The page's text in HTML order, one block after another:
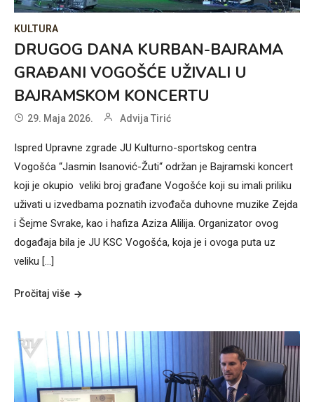
KULTURA
DRUGOG DANA KURBAN-BAJRAMA
GRAĐANI VOGOŠĆE UŽIVALI U
BAJRAMSKOM KONCERTU
29. Maja 2026. Advija Tirić
Ispred Upravne zgrade JU Kulturno-sportskog centra
Vogošća “Jasmin Isanović-Žuti“ održan je Bajramski koncert
koji je okupio veliki broj građane Vogošće koji su imali priliku
uživati u izvedbama poznatih izvođača duhovne muzike Zejda
i Šejme Svrake, kao i hafiza Aziza Alilija. Organizator ovog
događaja bila je JU KSC Vogošća, koja je i ovoga puta uz
veliku […]
Pročitaj više